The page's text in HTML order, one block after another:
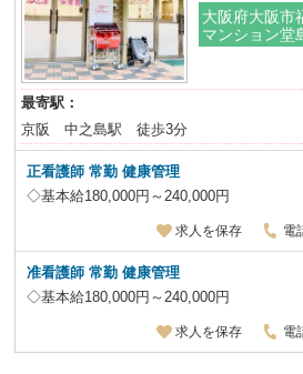
大阪府大阪市
マンション堂
最寄駅：
京阪 中之島駅 徒歩3分
正看護師常勤 健康管理
◇基本給180,000円～240,000円
求人を保存 電
准看護師常勤 健康管理
◇基本給180,000円～240,000円
求人を保存 電